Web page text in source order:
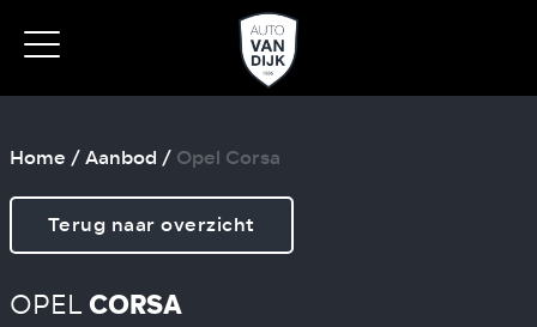
Home /Aanbod / Opel Corsa
Terug naar overzicht
OPEL CORSA